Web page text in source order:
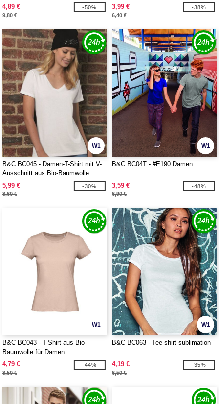
4,89 €
9,80 €
-50% 3,99 €
6,40 €
-38%
W1
B&C BC045 - Damen-T-Shirt mit V-
Ausschnitt aus Bio-Baumwolle
5,99 €
8,60 €
-30%
W1
B&C BC04T - #E190 Damen
3,59 €
6,90 €
-48%
W1
B&C BC043 - T-Shirt aus Bio-
Baumwolle für Damen
4,79 €
8,50 €
-44%
W1
B&C BC063 - Tee-shirt sublimation
4,19 €
6,50 €
-35%